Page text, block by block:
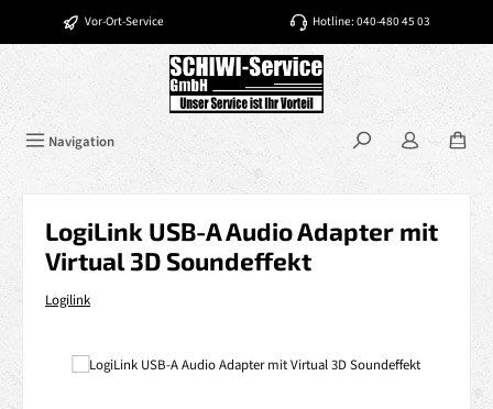
Zum Hauptinhalt springen
Vor-Ort-Service Hotline: 040-480 45 03
Navigation
LogiLink USB-A Audio Adapter mit
Virtual 3D Soundeffekt
Logilink
Bildergalerie überspringen